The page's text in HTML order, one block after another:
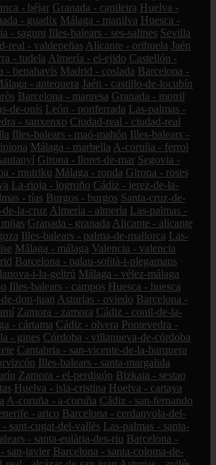
- béjar Granada - capileira Huelva -
- guadix Málaga - manilva Huesca -
- sagunt Illes-balears - ses-salines Sevilla
real - valdepeñas Alicante - orihuela Jaén
- tudela Almería - el-ejido Castellón -
- benahavís Madrid - coslada Barcelona -
- antequera Jaén - castillo-de-locubín
Barcelona - manresa Granada - motril
de-onís León - ponferrada Las-palmas -
- sanxenxo Ciudad-real - ciudad-real
Illes-balears - maó-mahón Illes-balears -
Málaga - marbella A-coruña - ferrol
Girona - lloret-de-mar Segovia -
- mutriku Málaga - ronda Girona - roses
La-rioja - logroño Cádiz - jerez-de-la-
- tías Burgos - burgos Santa-cruz-de-
de-la-cruz Almería - almería Las-palmas -
Granada - granada Alicante - alicante
Illes-balears - palma-de-mallorca Las-
Málaga - málaga Valencia - valencia
Barcelona - palau-solità-i-plegamans
i-la-geltrú Málaga - vélez-málaga
Illes-balears - campos Huesca - huesca
don-juan Asturias - oviedo Barcelona -
Zamora - zamora Cádiz - conil-de-la-
- cártama Cádiz - olvera Pontevedra -
- gines Córdoba - villanueva-de-córdoba
Cantabria - san-vicente-de-la-barquera
Illes-balears - santa-margalida
Zamora - el-perdigón Bizkaia - sestao
Huelva - isla-cristina Huelva - cartaya
A-coruña - a-coruña Cádiz - san-fernando
- arico Barcelona - cerdanyola-del-
sant-cugat-del-vallès Las-palmas - santa-
- santa-eulària-des-riu Barcelona -
san-javier Barcelona - santa-coloma-de-